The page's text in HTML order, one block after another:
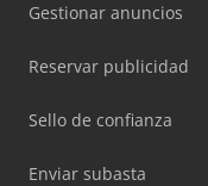
Gestionar anuncios
Reservar publicidad
Sello de confianza
Enviar subasta